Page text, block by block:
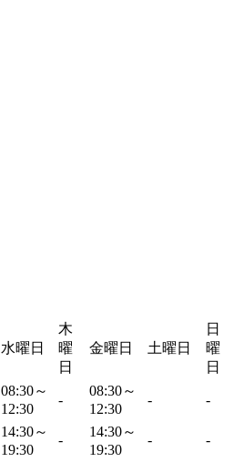
水曜日
木
曜
日
金曜日 土曜日
日
曜
日
08:30～
12:30
-
08:30～
12:30
- -
14:30～
19:30
-
14:30～
19:30
- -